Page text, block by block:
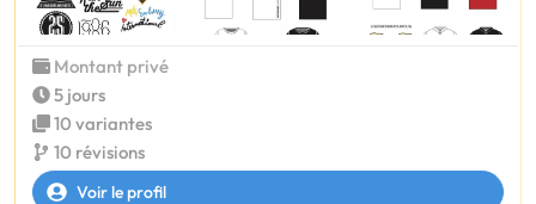
Montant privé
5 jours
10 variantes
10 révisions
Voir le profil